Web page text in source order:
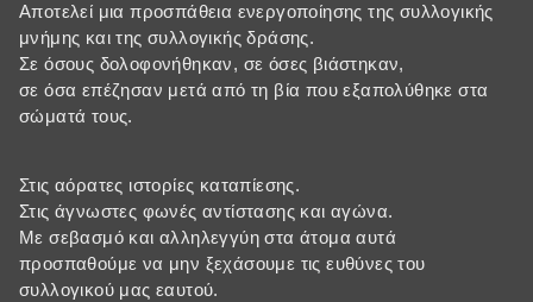
Αποτελεί μια προσπάθεια ενεργοποίησης της συλλογικής
μνήμης και της συλλογικής δράσης.
Σε όσους δολοφονήθηκαν, σε όσες βιάστηκαν,
σε όσα επέζησαν μετά από τη βία που εξαπολύθηκε στα
σώματά τους.
Στις αόρατες ιστορίες καταπίεσης.
Στις άγνωστες φωνές αντίστασης και αγώνα.
Με σεβασμό και αλληλεγγύη στα άτομα αυτά
προσπαθούμε να μην ξεχάσουμε τις ευθύνες του
συλλογικού μας εαυτού.